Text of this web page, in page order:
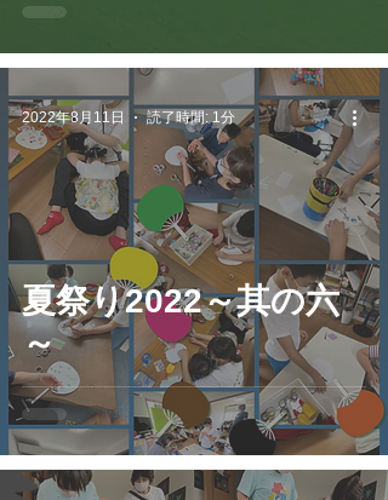
夏祭り2022～其の六
～
2022年8月11日 読了時間: 1分